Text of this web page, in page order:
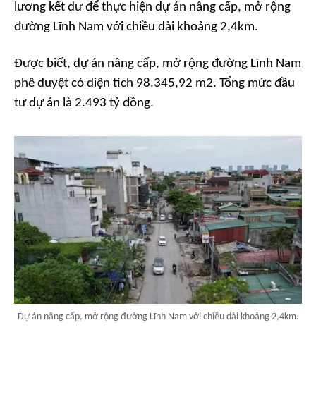
lương kết dư để thực hiện dự án nâng cấp, mở rộng
đường Lĩnh Nam với chiều dài khoảng 2,4km.
Được biết, dự án nâng cấp, mở rộng đường Lĩnh Nam
phê duyệt có diện tích 98.345,92 m2. Tổng mức đầu
tư dự án là 2.493 tỷ đồng.
Dự án nâng cấp, mở rộng đường Lĩnh Nam với chiều dài khoảng 2,4km.